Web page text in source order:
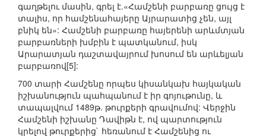
գաղթելու մասին, գրել է.«Համշենի բարբառը ցույց է
տալիս, որ համշենահայերը Այրարատից չեն, այլ
բնիկ են»: Համշենի բարբառը հայերենի արևմտյան
բարբառների խմբին է պատկանում, իսկ
Արարատյան դաշտավայրում խոսում են արևելյան
բարբառով[5]:
700 տարի Համշենը որպես կիսանկախ հայկական
իշխանություն պահպանում է իր գոյութունը, և
տապալվում 1489թ. թուրքերի գրավումով: Վերջին
Համշենի իշխանը Դավիթն է, ով պարտություն
կրելով թուրքերից` հեռանում է Համշենից ու